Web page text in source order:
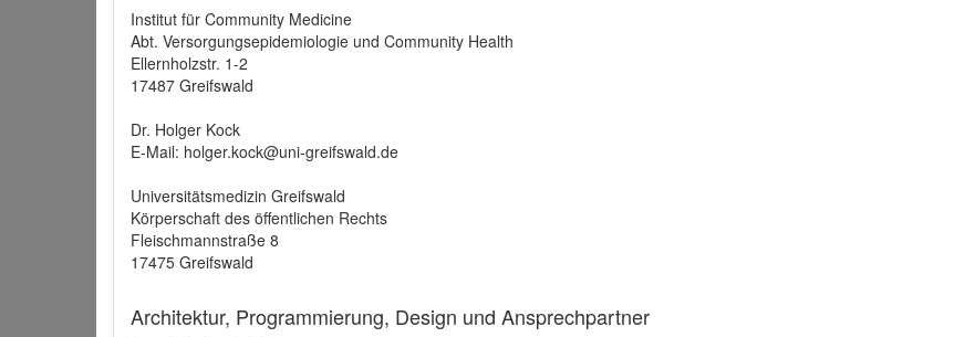
Institut für Community Medicine
Abt. Versorgungsepidemiologie und Community Health
Ellernholzstr. 1-2
17487 Greifswald
Dr. Holger Kock
E-Mail: holger.kock@uni-greifswald.de
Universitätsmedizin Greifswald
Körperschaft des öffentlichen Rechts
Fleischmannstraße 8
17475 Greifswald
Architektur, Programmierung, Design und Ansprechpartner